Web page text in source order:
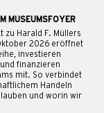
MUSEUMSFOYER
zu Harald F. Müllers
2026 eröffnet
investieren
finanzieren
mit. So verbindet
Handeln
und worin wir